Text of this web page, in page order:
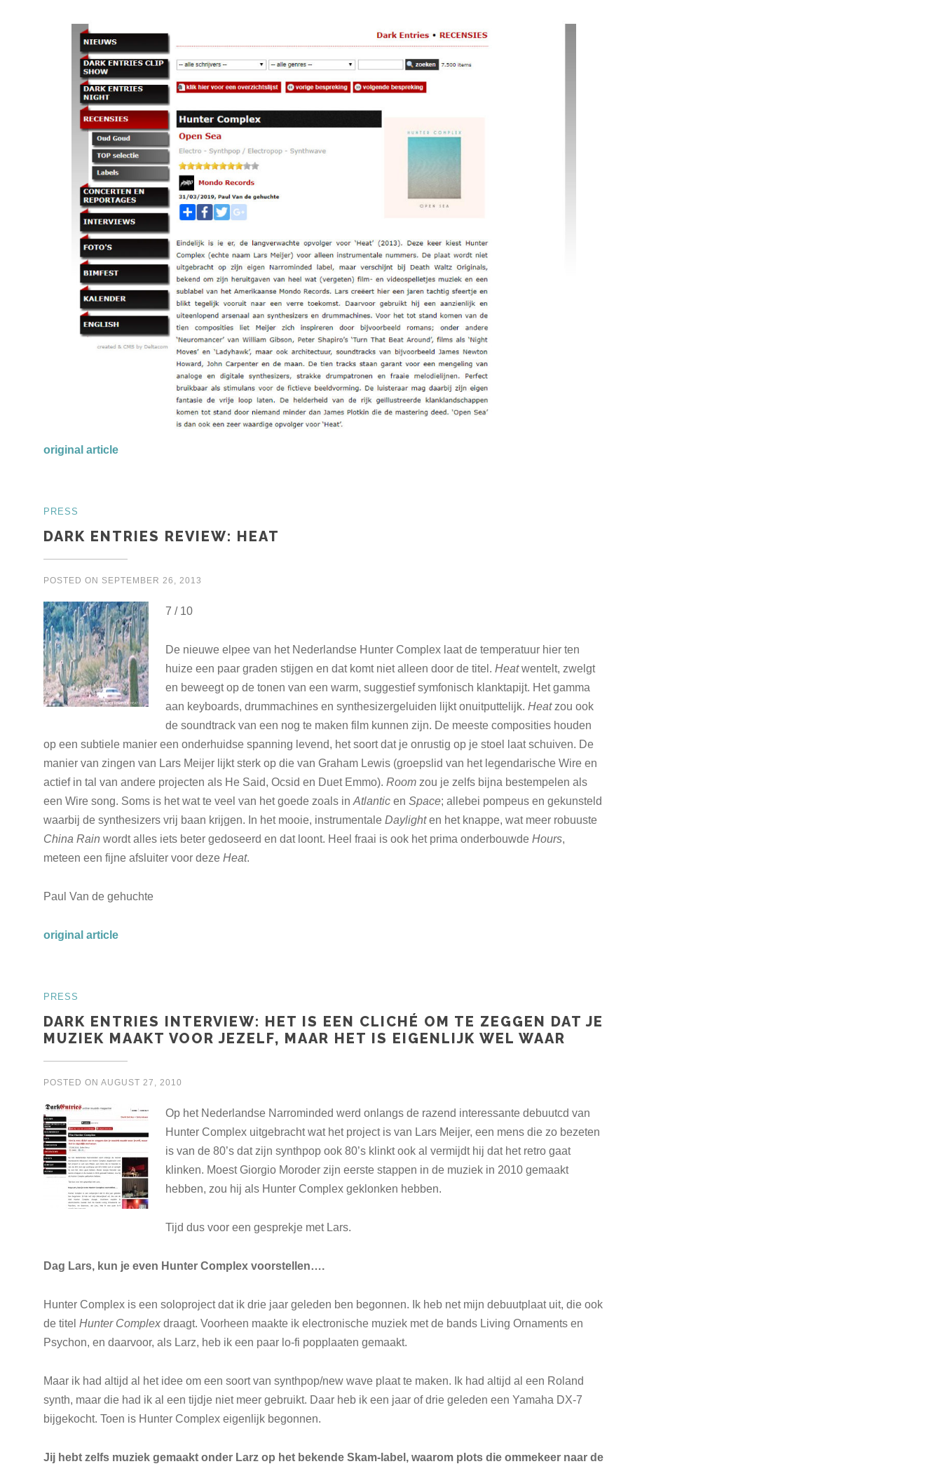
original article
PRESS
DARK ENTRIES REVIEW: HEAT
POSTED ON SEPTEMBER 26, 2013
7 / 10
De nieuwe elpee van het Nederlandse Hunter Complex laat de temperatuur hier ten
huize een paar graden stijgen en dat komt niet alleen door de titel. Heatwentelt, zwelgt
en beweegt op de tonen van een warm, suggestief symfonisch klanktapijt. Het gamma
aan keyboards, drummachines en synthesizergeluiden lijkt onuitputtelijk. Heatzou ook
de soundtrack van een nog te maken film kunnen zijn. De meeste composities houden
op een subtiele manier een onderhuidse spanning levend, het soort dat je onrustig op je stoel laat schuiven. De
manier van zingen van Lars Meijer lijkt sterk op die van Graham Lewis (groepslid van het legendarische Wire en
actief in tal van andere projecten als He Said, Ocsid en Duet Emmo). Room zou je zelfs bijna bestempelen als
een Wire song. Soms is het wat te veel van het goede zoals in Atlantic en Space; allebei pompeus en gekunsteld
waarbij de synthesizers vrij baan krijgen. In het mooie, instrumentale Daylighten het knappe, wat meer robuuste
China Rain wordt alles iets beter gedoseerd en dat loont. Heel fraai is ook het prima onderbouwde Hours,
meteen een fijne afsluiter voor deze Heat.
Paul Van de gehuchte
original article
PRESS
DARK ENTRIES INTERVIEW: HET IS EEN CLICHÉ OM TE ZEGGEN DAT JE
MUZIEK MAAKT VOOR JEZELF, MAAR HET IS EIGENLIJK WEL WAAR
POSTED ON AUGUST 27, 2010
Op het Nederlandse Narrominded werd onlangs de razend interessante debuutcd van
Hunter Complex uitgebracht wat het project is van Lars Meijer, een mens die zo bezeten
is van de 80’s dat zijn synthpop ook 80’s klinkt ook al vermijdt hij dat het retro gaat
klinken. Moest Giorgio Moroder zijn eerste stappen in de muziek in 2010 gemaakt
hebben, zou hij als Hunter Complex geklonken hebben.
Tijd dus voor een gesprekje met Lars.
Dag Lars, kun je even Hunter Complex voorstellen….
Hunter Complex is een soloproject dat ik drie jaar geleden ben begonnen. Ik heb net mijn debuutplaat uit, die ook
de titel Hunter Complex draagt. Voorheen maakte ik electronische muziek met de bands Living Ornaments en
Psychon, en daarvoor, als Larz, heb ik een paar lo-fi popplaaten gemaakt.
Maar ik had altijd al het idee om een soort van synthpop/new wave plaat te maken. Ik had altijd al een Roland
synth, maar die had ik al een tijdje niet meer gebruikt. Daar heb ik een jaar of drie geleden een Yamaha DX-7
bijgekocht. Toen is Hunter Complex eigenlijk begonnen.
Jij hebt zelfs muziek gemaakt onder Larz op het bekende Skam-label, waarom plots die ommekeer naar de